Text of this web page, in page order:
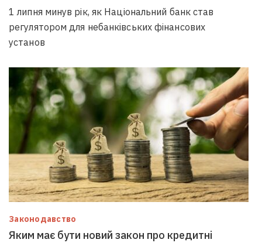
1 липня минув рік, як Національний банк став
регулятором для небанківських фінансових
установ
Законодавство
Яким має бути новий закон про кредитні